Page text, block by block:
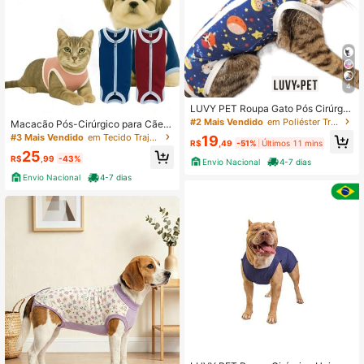
Macacão Pós-Cirúrgico para Cães
e Gatos Suplex e Proteção UV– Ta
#3 Mais Vendido em Tecido Trajes de recuperação para animais de es
R$25 ,99 -43%
Envio Nacional
4-7 dias
4
LUVY PET Roupa Gato Pós Cirúrgic
a Castração - Unissex - Estampada
#2 Mais Vendido em Poliéster Trajes de recuperação para animais de
R$19 ,49 -51% Últimos 11 mins
Envio Nacional
4-7 dias